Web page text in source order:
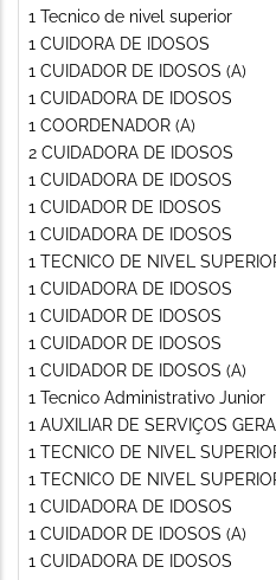
1 Tecnico de nivel superior
1 CUIDORA DE IDOSOS
1 CUIDADOR DE IDOSOS (A)
1 CUIDADORA DE IDOSOS
1 COORDENADOR (A)
2 CUIDADORA DE IDOSOS
1 CUIDADORA DE IDOSOS
1 CUIDADOR DE IDOSOS
1 CUIDADORA DE IDOSOS
1 TECNICO DE NIVEL
1 CUIDADORA DE IDOSOS
1 CUIDADOR DE IDOSOS
1 CUIDADOR DE IDOSOS
1 CUIDADOR DE IDOSOS (A)
1 Tecnico Administrativo Junior
1 AUXILIAR DE SERVIÇOS
1 TECNICO DE NIVEL
1 TECNICO DE NIVEL
1 CUIDADORA DE IDOSOS
1 CUIDADOR DE IDOSOS (A)
1 CUIDADORA DE IDOSOS